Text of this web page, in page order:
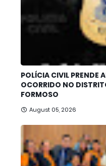
POLÍCIA CIVIL PRENDE
OCORRIDO NO
FORMOSO
August 05, 2026